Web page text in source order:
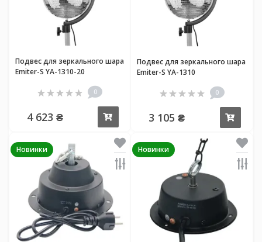
Подвес для зеркального шара
Emiter-S YA-1310-20
0
4 623 ₴
Подвес для зеркального шара
Emiter-S YA-1310
0
3 105 ₴
Новинки Новинки